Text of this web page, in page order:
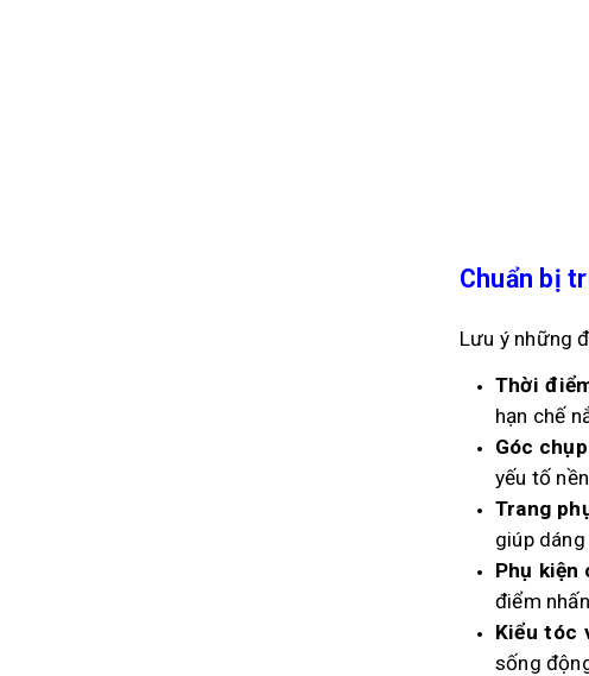
Chuẩn bị
Lưu ý những
Thời
hạn chế
Góc
yếu tố
Trang
giúp
Phụ kiện
điểm
Kiểu tóc
sống